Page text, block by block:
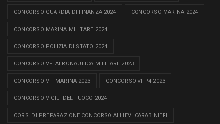
CONCORSO GUARDIA DI FINANZA 2024 CONCORSO MARINA 2024
CONCORSO MARINA MILITARE 2024
CONCORSO POLIZIA DI STATO 2024
CONCORSO VFI AERONAUTICA MILITARE 2023
CONCORSO VFI MARINA 2023 CONCORSO VFP4 2023
CONCORSO VIGILI DEL FUOCO 2024
CORSI DI PREPARAZIONE CONCORSO ALLIEVI CARABINIERI